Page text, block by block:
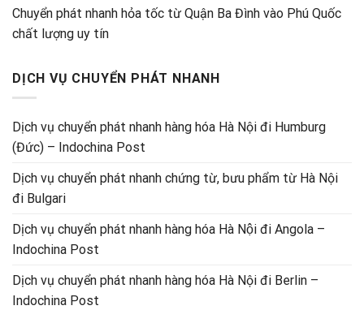
Chuyển phát nhanh hỏa tốc từ Quận Ba Đình vào Phú Quốc
chất lượng uy tín
DỊCH VỤ CHUYỂN PHÁT NHANH
Dịch vụ chuyển phát nhanh hàng hóa Hà Nội đi Humburg
(Đức) – Indochina Post
Dịch vụ chuyển phát nhanh chứng từ, bưu phẩm từ Hà Nội
đi Bulgari
Dịch vụ chuyển phát nhanh hàng hóa Hà Nội đi Angola –
Indochina Post
Dịch vụ chuyển phát nhanh hàng hóa Hà Nội đi Berlin –
Indochina Post